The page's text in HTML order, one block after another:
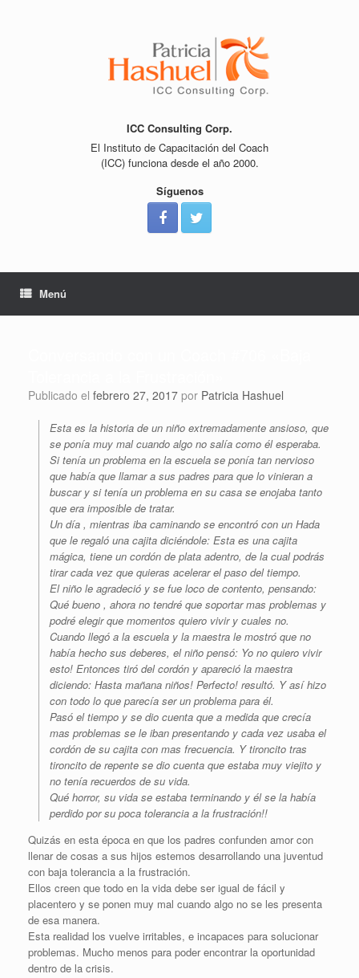
ICC Consulting Corp.
El Instituto de Capacitación del Coach
(ICC) funciona desde el año 2000.
Síguenos
Menú
Publicado el febrero 27, 2017 por Patricia Hashuel
Esta es la historia de un niño extremadamente ansioso, que
se ponía muy mal cuando algo no salía como él esperaba.
Si tenía un problema en la escuela se ponía tan nervioso
que había que llamar a sus padres para que lo vinieran a
buscar y si tenía un problema en su casa se enojaba tanto
que era imposible de tratar.
Un día , mientras iba caminando se encontró con un Hada
que le regaló una cajita diciéndole: Esta es una cajita
mágica, tiene un cordón de plata adentro, de la cual podrás
tirar cada vez que quieras acelerar el paso del tiempo.
El niño le agradeció y se fue loco de contento, pensando:
Qué bueno , ahora no tendré que soportar mas problemas y
podré elegir que momentos quiero vivir y cuales no.
Cuando llegó a la escuela y la maestra le mostró que no
había hecho sus deberes, el niño pensó: Yo no quiero vivir
esto! Entonces tiró del cordón y apareció la maestra
diciendo: Hasta mañana niños! Perfecto! resultó. Y así hizo
con todo lo que parecía ser un problema para él.
Pasó el tiempo y se dio cuenta que a medida que crecía
mas problemas se le iban presentando y cada vez usaba el
cordón de su cajita con mas frecuencia. Y tironcito tras
tironcito de repente se dio cuenta que estaba muy viejito y
no tenía recuerdos de su vida.
Qué horror, su vida se estaba terminando y él se la había
perdido por su poca tolerancia a la frustración!!
Quizás en esta época en que los padres confunden amor con
llenar de cosas a sus hijos estemos desarrollando una juventud
con baja tolerancia a la frustración.
Ellos creen que todo en la vida debe ser igual de fácil y
placentero y se ponen muy mal cuando algo no se les presenta
de esa manera.
Esta realidad los vuelve irritables, e incapaces para solucionar
problemas. Mucho menos para poder encontrar la oportunidad
dentro de la crisis.